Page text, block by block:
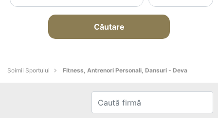
Căutare
Șoimii Sportului Fitness, Antrenori Personali, Dansuri - Deva